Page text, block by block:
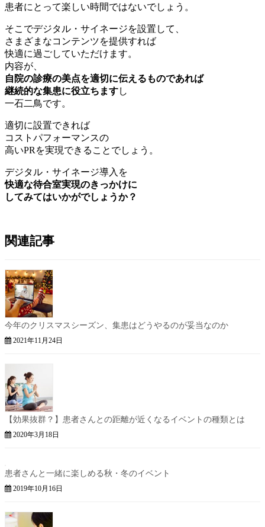
患者にとって楽しい時間ではないでしょう。
そこでデジタル・サイネージを設置して、
さまざまなコンテンツを提供すれば
快適に過ごしていただけます。
内容が、
自院の診療の美点を適切に伝えるものであれば
継続的な集患に役立ちますし
一石二鳥です。
適切に設置できれば
コストパフォーマンスの
高いPRを実現できることでしょう。
デジタル・サイネージ導入を
快適な待合室実現のきっかけに
してみてはいかがでしょうか？
関連記事
今年のクリスマスシーズン、集患はどうやるのが妥当なのか
2021年11月24日
【効果抜群？】患者さんとの距離が近くなるイベントの種類とは
2020年3月18日
患者さんと一緒に楽しめる秋・冬のイベント
2019年10月16日